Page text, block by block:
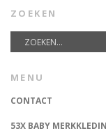
ZOEKEN
MENU
CONTACT
53X BABY